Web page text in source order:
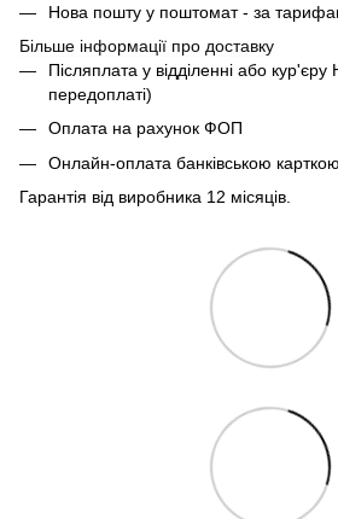
Нова пошту у поштомат - за
Більше інформації про доставку
Післяплата у відділенні або
передоплаті)
Оплата на рахунок ФОП
Онлайн-оплата банківською
Гарантія від виробника 12 місяців.